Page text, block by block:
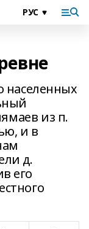
населенных
из п.
и в
д.
его